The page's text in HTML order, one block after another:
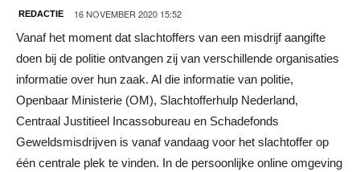
REDACTIE 16 NOVEMBER 2020 15:52
Vanaf het moment dat slachtoffers van een misdrijf aangifte
doen bij de politie ontvangen zij van verschillende organisaties
informatie over hun zaak. Al die informatie van politie,
Openbaar Ministerie (OM), Slachtofferhulp Nederland,
Centraal Justitieel Incassobureau en Schadefonds
Geweldsmisdrijven is vanaf vandaag voor het slachtoffer op
één centrale plek te vinden. In de persoonlijke online omgeving